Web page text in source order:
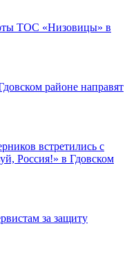
ТОС «Низовицы» в
районе направят
встретились с
Россия!» в Гдовском
за защиту